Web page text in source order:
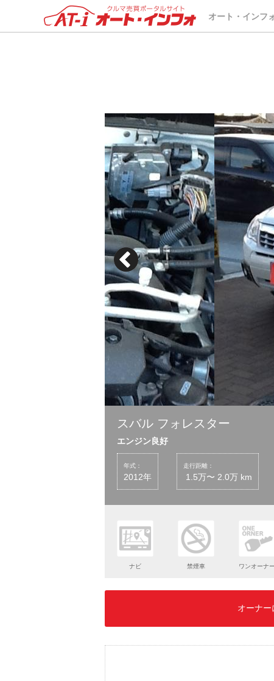
オート・インフ
スバル フォレスター
エンジン良好
年式：
2012年
走行距離：
1.5万〜 2.0万 km
ナビ 禁煙車 ワンオーナー
オーナー